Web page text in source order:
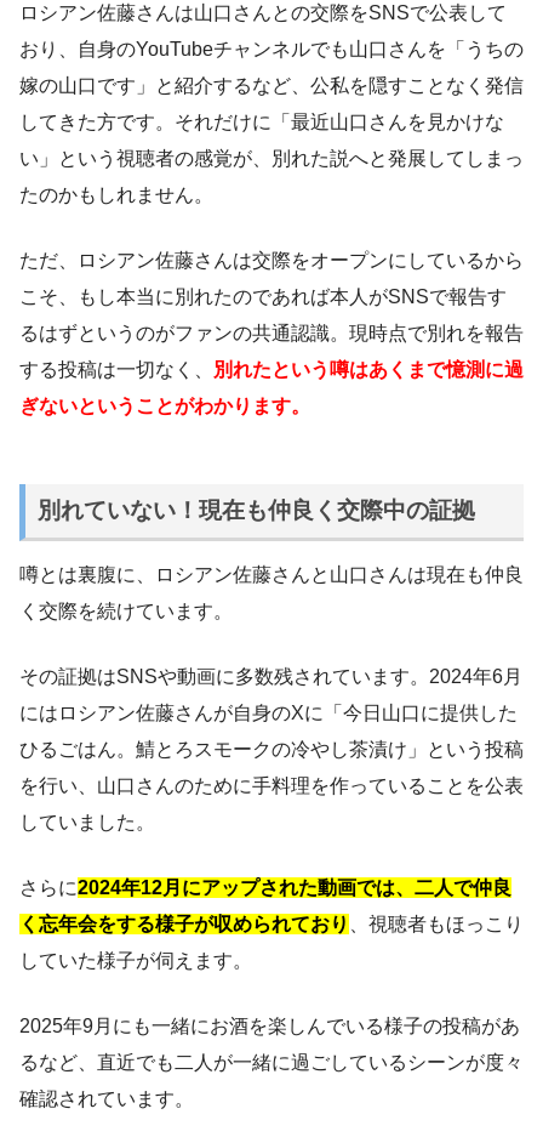
ロシアン佐藤さんは山口さんとの交際をSNSで公表して
おり、自身のYouTubeチャンネルでも山口さんを「うちの
嫁の山口です」と紹介するなど、公私を隠すことなく発信
してきた方です。それだけに「最近山口さんを見かけな
い」という視聴者の感覚が、別れた説へと発展してしまっ
たのかもしれません。
ただ、ロシアン佐藤さんは交際をオープンにしているから
こそ、もし本当に別れたのであれば本人がSNSで報告す
るはずというのがファンの共通認識。現時点で別れを報告
する投稿は一切なく、
別れたという噂はあくまで憶測に過
ぎないということがわかります。
別れていない！現在も仲良く交際中の証拠
噂とは裏腹に、ロシアン佐藤さんと山口さんは現在も仲良
く交際を続けています。
その証拠はSNSや動画に多数残されています。2024年6月
にはロシアン佐藤さんが自身のXに「今日山口に提供した
ひるごはん。鯖とろスモークの冷やし茶漬け」という投稿
を行い、山口さんのために手料理を作っていることを公表
していました。
さらに2024年12月にアップされた動画では、二人で仲良
く忘年会をする様子が収められており
、視聴者もほっこり
していた様子が伺えます。
2025年9月にも一緒にお酒を楽しんでいる様子の投稿があ
るなど、直近でも二人が一緒に過ごしているシーンが度々
確認されています。